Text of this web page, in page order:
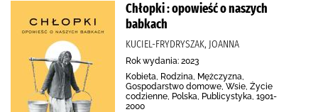
Chłopki : opowieść o naszych
babkach
KUCIEL-FRYDRYSZAK, JOANNA
Rok wydania: 2023
Kobieta, Rodzina, Mężczyzna,
Gospodarstwo domowe, Wsie, Życie
codzienne, Polska, Publicystyka, 1901-
2000